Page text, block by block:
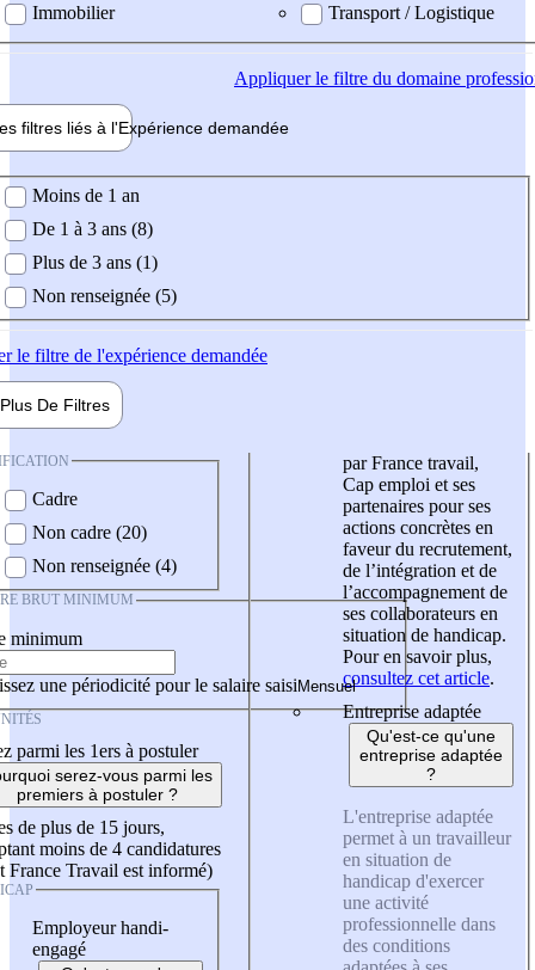
Immobilier
Transport / Logistique
Appliquerle filtre du domaine
filtres liés à l'Expérience demandée
demandée
Moins de 1 an
De 1 à 3 ans (8)
Plus de 3 ans (1)
Non renseignée (5)
le filtre de l'expérience demandée
Plus De Filtres
Cadre
Non cadre (20)
Non renseignée (4)
BRUT MINIMUM
minimum
une périodicité pour le salaire saisi
parmi les 1ers à postuler
serez-vous parmi les
premiers à postuler ?
de plus de 15 jours,
moins de 4 candidatures
France Travail est informé)
Employeur handi-
engagé
par France travail,
Cap emploi et ses
partenaires pour ses
actions concrètes en
faveur du recrutement,
de l’intégration et de
l’accompagnement de
ses collaborateurs en
situation de handicap.
Pour en savoir plus,
consultez cet article.
Entreprise adaptée
Qu'est-ce qu'une
entreprise adaptée
?
L'entreprise adaptée
permet à un travailleur
en situation de
handicap d'exercer
une activité
professionnelle dans
des conditions